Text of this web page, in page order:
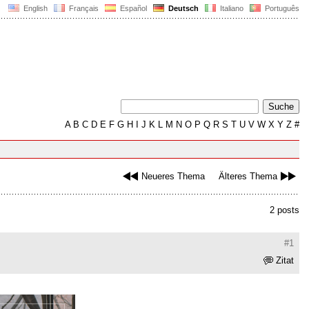
English Français Español Deutsch Italiano Português
AB C D E F G H J K L M N O P Q R S T U V W X Y Z #
Neueres Thema Älteres Thema
2 posts
#1
Zitat